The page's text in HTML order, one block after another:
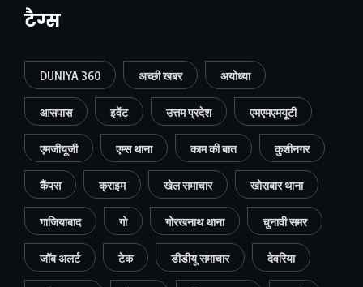
टैग्स
DUNIYA 360 अच्छी खबर अयोध्या
आसपास इवेंट उत्तम प्रदेश एमएमएमयूटी
एमजीयूजी एम्स थाना काम की बात कुशीनगर
कैंपस क्राइम खेल समाचार खोराबार थाना
गाजियाबाद गो गोरखनाथ थाना चुनावी समर
जॉब अलर्ट टेक डीडीयू समाचार देवरिया